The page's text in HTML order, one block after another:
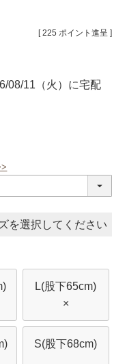
[ 225 ポイント進呈 ]
08/11（火） に宅配
L(股下65cm)
×
S(股下68cm)